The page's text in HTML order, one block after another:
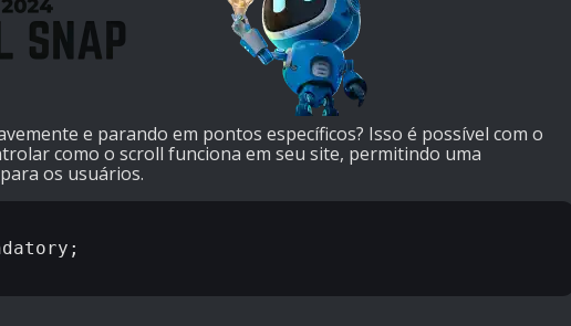
e parando em pontos específicos? Isso é possível com o
como o scroll funciona em seu site, permitindo uma
os usuários.